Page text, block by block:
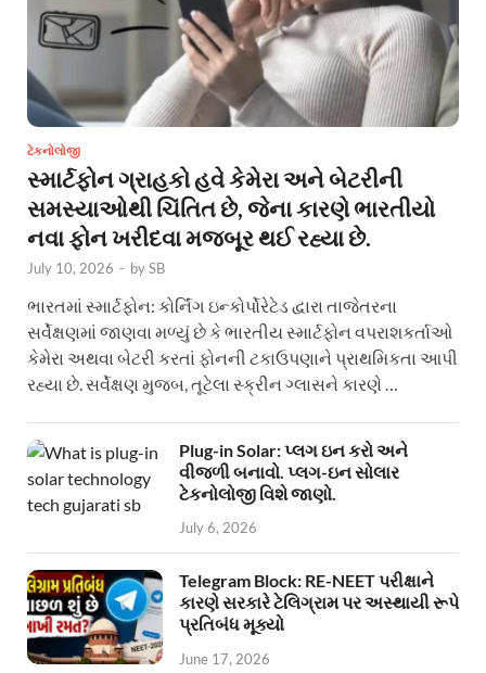
ટેકનોલોજી
સ્માર્ટફોન ગ્રાહકો હવે કેમેરા અને બેટરીની
સમસ્યાઓથી ચિંતિત છે, જેના કારણે ભારતીયો
નવા ફોન ખરીદવા મજબૂર થઈ રહ્યા છે.
July 10, 2026 - bySB
ભારતમાં સ્માર્ટફોન: કોર્નિંગ ઇન્કોર્પોરેટેડ દ્વારા તાજેતરના
સર્વેક્ષણમાં જાણવા મળ્યું છે કે ભારતીય સ્માર્ટફોન વપરાશકર્તાઓ
કેમેરા અથવા બેટરી કરતાં ફોનની ટકાઉપણાને પ્રાથમિકતા આપી
રહ્યા છે. સર્વેક્ષણ મુજબ, તૂટેલા સ્ક્રીન ગ્લાસને કારણે …
Plug-in Solar: પ્લગ ઇન કરો અને
વીજળી બનાવો. પ્લગ-ઇન સોલાર
ટેકનોલોજી વિશે જાણો.
July 6, 2026
Telegram Block: RE-NEET પરીક્ષાને
કારણે સરકારે ટેલિગ્રામ પર અસ્થાયી રૂપે
પ્રતિબંધ મૂક્યો
June 17, 2026